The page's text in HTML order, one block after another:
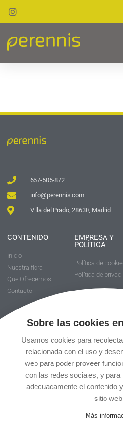
657-505-872
info@perennis.com
Villa del Prado, 28630, Madrid
CONTENIDO
Inicio
Nuestra flora
Que Ofrecemos
Contacto
EMPRESA Y
POLÍTICA
Política de
Política de
CONTACTA CON NOSOTROS
Sobre las cookies
Usamos cookies para
relacionada con el uso y
web para poder proveer
con las redes sociales, y para
adecuadamente el contenido
sitio web.
Más